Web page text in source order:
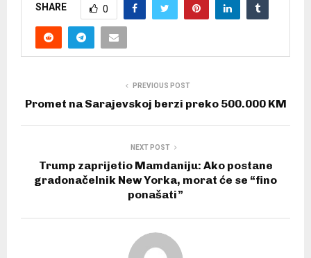
SHARE 0
PREVIOUS POST
Promet na Sarajevskoj berzi preko 500.000 KM
NEXT POST
Trump zaprijetio Mamdaniju: Ako postane
gradonačelnik New Yorka, morat će se “fino
ponašati”